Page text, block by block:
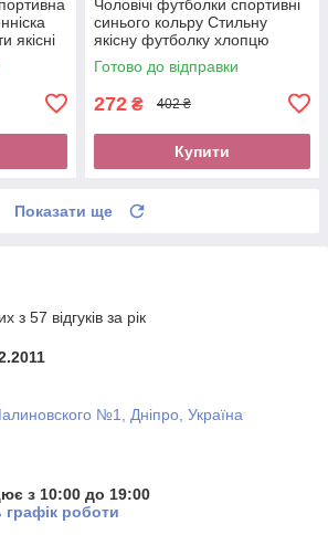
якісні
Чоловічі футболки спортивні
синього кольру Стильну
якісну футболку хлопцю
купити футболки оплата при
отриманні новою поштою
Готово до відправки
272 ₴ 402 ₴
Купити
Показати ще
з 57 відгуків за рік
№1, Дніпро, Україна
з 10:00 до 19:00
графік роботи